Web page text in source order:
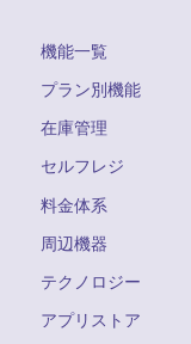
機能一覧
プラン別機能
在庫管理
セルフレジ
料金体系
周辺機器
テクノロジー
アプリストア